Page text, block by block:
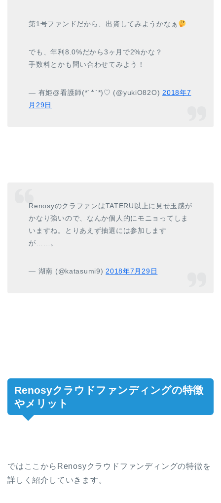
第1号ファンドだから、出資してみようかなぁ
でも、年利8.0%だから3ヶ月で2%かな？
手数料とかも問い合わせてみよう！
— 有姫@看護師(*´꒳`*)♡ (@yukiO82O)2018年7
月29日
RenosyのクラファンはTATERU以上に見せ玉感が
かなり強いので、なんか個人的にモニョってしま
いますね。とりあえず抽選には参加します
が……。
— 湖南 (@katasumi9) 2018年7月29日
Renosyクラウドファンディングの特徴
やメリット
ではここからRenosyクラウドファンディングの特徴を
詳しく紹介していきます。